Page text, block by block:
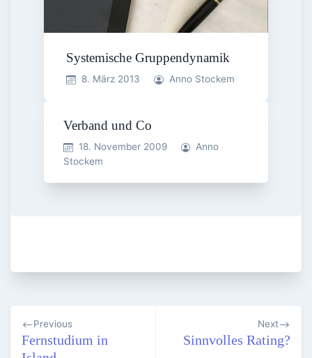
Systemische Gruppendynamik
8. März 2013 Anno Stockem
Verband und Co
18. November 2009
Anno
Stockem
Beitragsnavigation
Previous
Fernstudium in
Next
Sinnvolles Rating?